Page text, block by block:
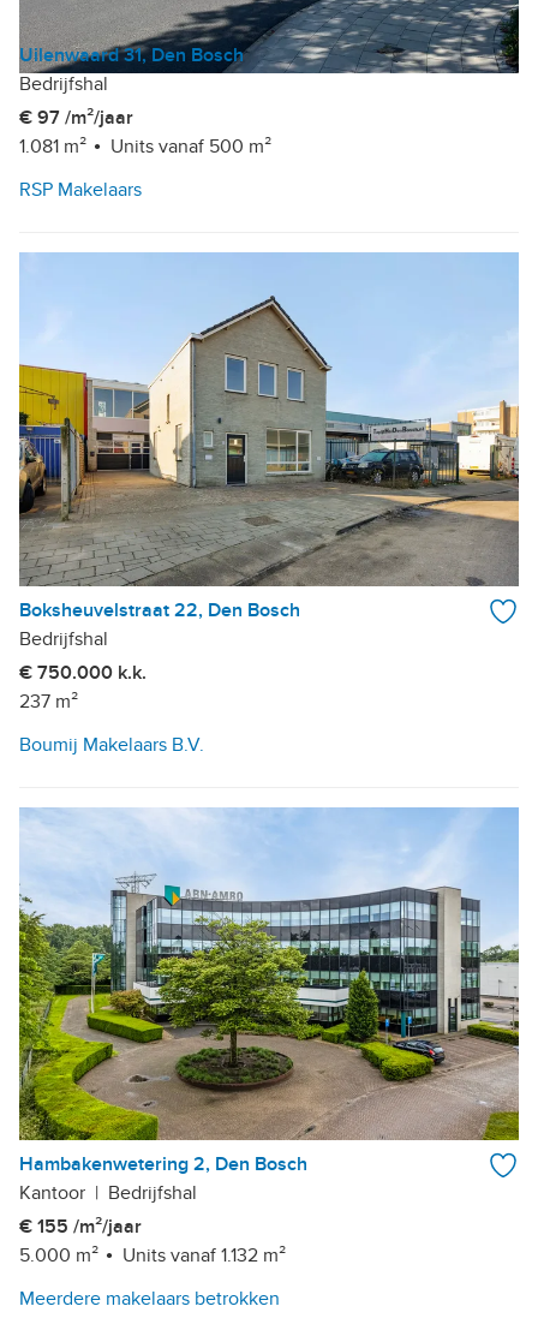
Uilenwaard 31, Den Bosch
Bedrijfshal
€ 97 /m²/jaar
1.081 m²
Units vanaf 500 m²
RSP Makelaars
Boksheuvelstraat 22, Den Bosch
Bedrijfshal
€ 750.000 k.k.
237 m²
Boumij Makelaars B.V.
Hambakenwetering 2, Den Bosch
Kantoor | Bedrijfshal
€ 155 /m²/jaar
5.000 m²
Units vanaf 1.132 m²
Meerdere makelaars betrokken